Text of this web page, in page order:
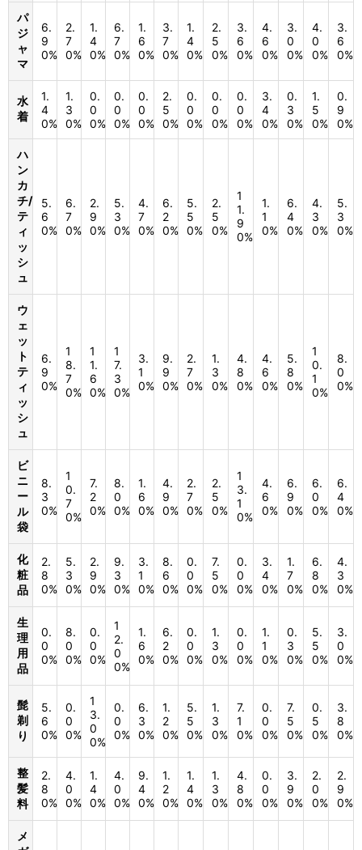
パ
ジ
ャ
マ
6.
9
0%
2.
7
0%
1.
4
0%
6.
7
0%
1.
6
0%
3.
7
0%
1.
4
0%
2.
5
0%
3.
6
0%
4.
6
0%
3.
0
0%
4.
0
0%
3.
6
0%
水
着
1.
4
0%
1.
3
0%
0.
0
0%
0.
0
0%
0.
0
0%
2.
5
0%
0.
0
0%
0.
0
0%
0.
0
0%
3.
4
0%
0.
3
0%
1.
5
0%
0.
9
0%
ハ
ン
カ
チ/
テ
ィ
ッ
シ
ュ
5.
6
0%
6.
7
0%
2.
9
0%
5.
3
0%
4.
7
0%
6.
2
0%
5.
5
0%
2.
5
0%
1
1.
9
0%
1.
1
0%
6.
4
0%
4.
3
0%
5.
3
0%
ウ
ェ
ッ
ト
テ
ィ
ッ
シ
ュ
6.
9
0%
1
8.
7
0%
1
1.
6
0%
1
7.
3
0%
3.
1
0%
9.
9
0%
2.
7
0%
1.
3
0%
4.
8
0%
4.
6
0%
5.
8
0%
1
0.
1
0%
8.
0
0%
ビ
ニ
ー
ル
袋
8.
3
0%
1
0.
7
0%
7.
2
0%
8.
0
0%
1.
6
0%
4.
9
0%
2.
7
0%
2.
5
0%
1
3.
1
0%
4.
6
0%
6.
9
0%
6.
0
0%
6.
4
0%
化
粧
品
2.
8
0%
5.
3
0%
2.
9
0%
9.
3
0%
3.
1
0%
8.
6
0%
0.
0
0%
7.
5
0%
0.
0
0%
3.
4
0%
1.
7
0%
6.
8
0%
4.
3
0%
生
理
用
品
0.
0
0%
8.
0
0%
0.
0
0%
1
2.
0
0%
1.
6
0%
6.
2
0%
0.
0
0%
1.
3
0%
0.
0
0%
1.
1
0%
0.
3
0%
5.
5
0%
3.
0
0%
髭
剃
り
5.
6
0%
0.
0
0%
1
3.
0
0%
0.
0
0%
6.
3
0%
1.
2
0%
5.
5
0%
1.
3
0%
7.
1
0%
0.
0
0%
7.
5
0%
0.
5
0%
3.
8
0%
整
髪
料
2.
8
0%
4.
0
0%
1.
4
0%
4.
0
0%
9.
4
0%
1.
2
0%
1.
4
0%
1.
3
0%
4.
8
0%
0.
0
0%
3.
9
0%
2.
0
0%
2.
9
0%
メ